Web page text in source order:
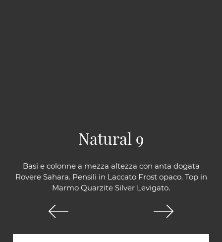
Basi e colonne a mezza altezza con anta dogata
Rovere Sahara. Pensili in Laccato Frost opaco. Top in
Marmo Quarzite Silver Levigato.
Natural 9